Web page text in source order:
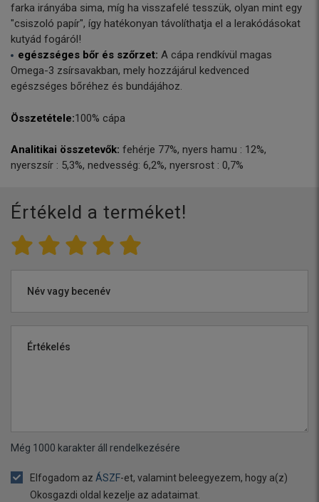
farka irányába sima, míg ha visszafelé tesszük, olyan mint egy
"csiszoló papír", így hatékonyan távolíthatja el a lerakódásokat
kutyád fogáról!
egészséges bőr és szőrzet: A cápa rendkívül magas
Omega-3 zsírsavakban, mely hozzájárul kedvenced
egészséges bőréhez és bundájához.
Összetétele:100% cápa
Analitikai összetevők: fehérje 77%, nyers hamu : 12%,
nyerszsír : 5,3%, nedvesség: 6,2%, nyersrost : 0,7%
Értékeld a terméket!
Név vagy becenév
Értékelés
Még 1000 karakter áll rendelkezésére
Elfogadom az ÁSZF-et, valamint beleegyezem, hogy a(z)
Okosgazdi oldal kezelje az adataimat.